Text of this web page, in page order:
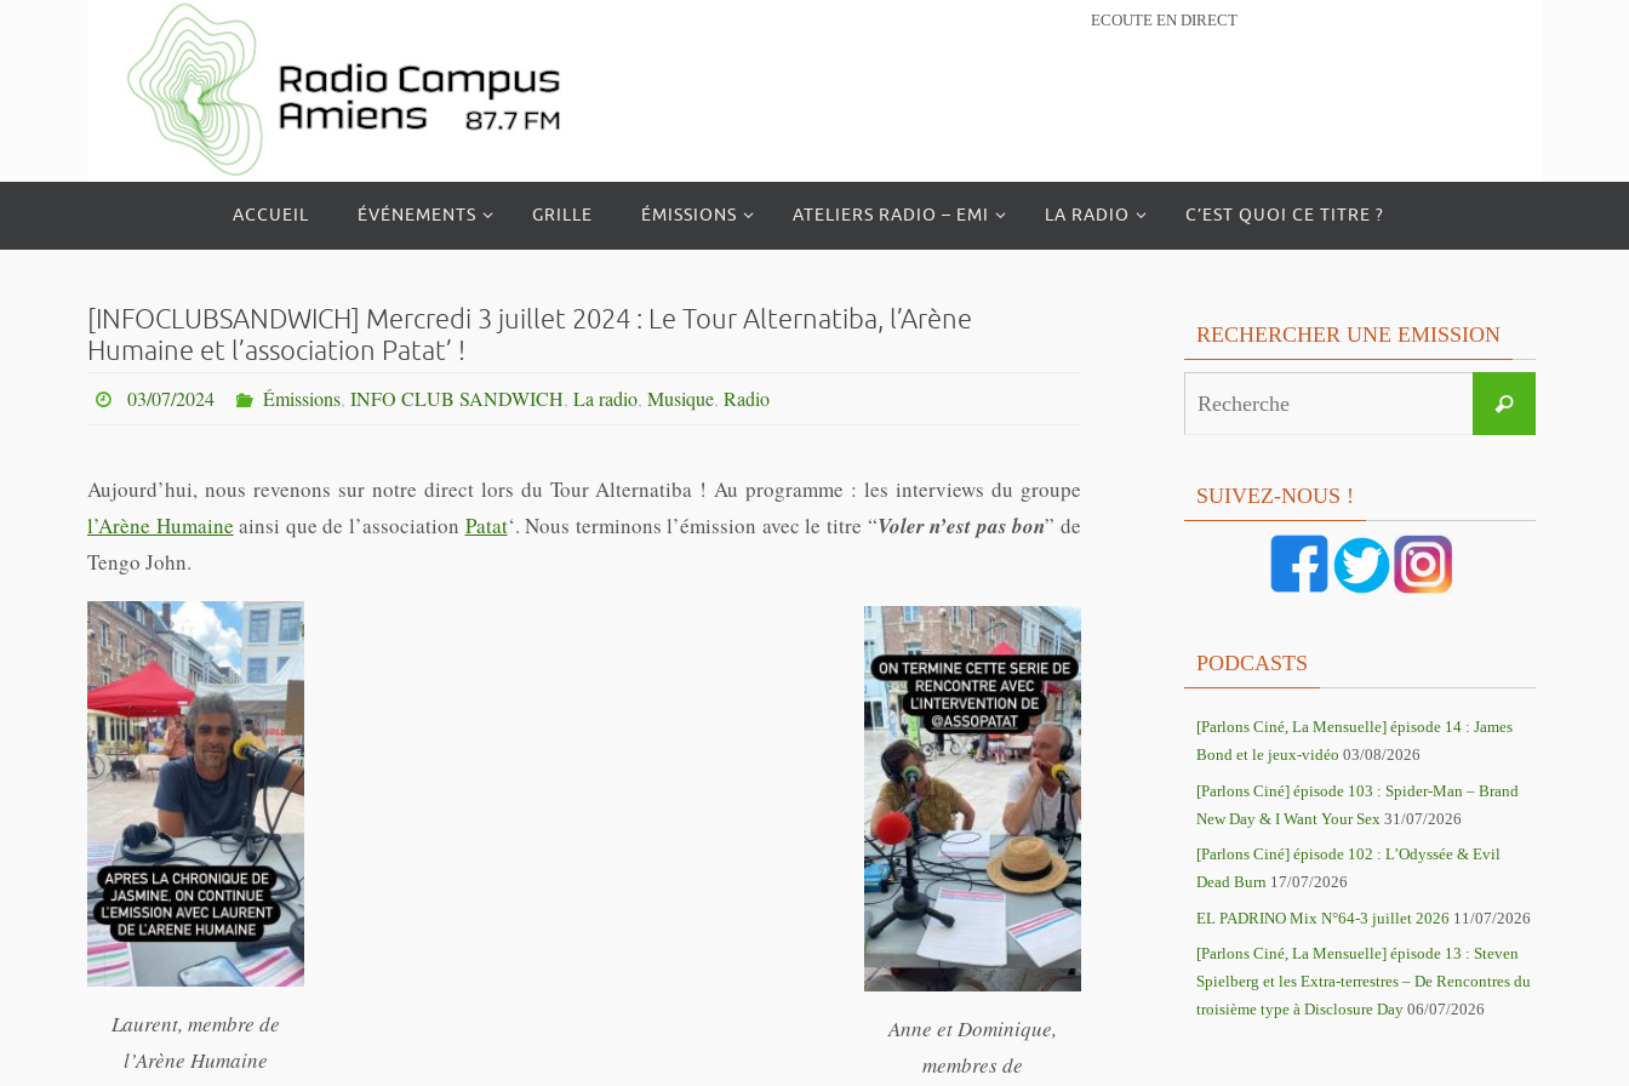
ECOUTE EN DIRECT
le
ACCUEIL ÉVÉNEMENTS GRILLE ÉMISSIONS ATELIERS RADIO – EMI LA RADIO C’EST QUOI CE TITRE ?
[INFOCLUBSANDWICH] Mercredi 3 juillet 2024 : Le Tour Alternatiba, l’Arène
Humaine et l’association Patat’ !
03/07/2024 Émissions, INFO CLUB SANDWICH, La radio, Musique, Radio
Aujourd’hui, nous revenons sur notre direct lors du Tour Alternatiba ! Au programme : les interviews du groupe
l’Arène Humaine ainsi que de l’association Patat‘. Nous terminons l’émission avec le titre “Voler n’est pas bon” de
Tengo John.
Anne et Dominique,
membres de
Laurent, membre de
l’Arène Humaine
RECHERCHER UNE EMISSION
Recherche
SUIVEZ-NOUS !
PODCASTS
[Parlons Ciné, La Mensuelle] épisode 14 : James
Bond et le jeux-vidéo 03/08/2026
[Parlons Ciné] épisode 103 : Spider-Man – Brand
New Day & I Want Your Sex 31/07/2026
[Parlons Ciné] épisode 102 : L’Odyssée & Evil
Dead Burn 17/07/2026
EL PADRINO Mix N°64-3 juillet 2026 11/07/2026
[Parlons Ciné, La Mensuelle] épisode 13 : Steven
Spielberg et les Extra-terrestres – De Rencontres du
troisième type à Disclosure Day 06/07/2026